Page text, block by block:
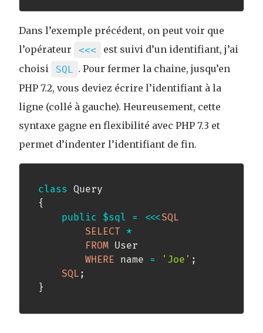
Dans l’exemple précédent, on peut voir que
l’opérateur
<<<
est suivi d’un identifiant, j’ai
choisi
SQL
. Pour fermer la chaine, jusqu’en
PHP 7.2, vous deviez écrire l’identifiant à la
ligne (collé à gauche). Heureusement, cette
syntaxe gagne en flexibilité avec PHP 7.3 et
permet d’indenter l’identifiant de fin.
class Query
{
public $sql = <<<SQL
SELECT *
FROM User
WHERE name = 'Joe' ;
SQL ;
}